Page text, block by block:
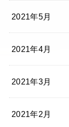
2021年5月
2021年4月
2021年3月
2021年2月